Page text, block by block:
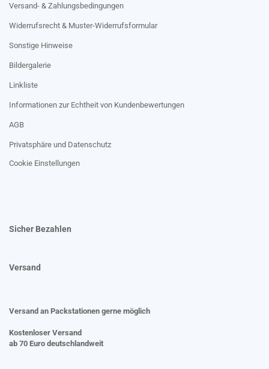
Versand- & Zahlungsbedingungen
Widerrufsrecht & Muster-Widerrufsformular
Sonstige Hinweise
Bildergalerie
Linkliste
Informationen zur Echtheit von Kundenbewertungen
AGB
Privatsphäre und Datenschutz
Cookie Einstellungen
Sicher Bezahlen
Versand
Versand an Packstationen gerne möglich
Kostenloser Versand
ab 70 Euro deutschlandweit